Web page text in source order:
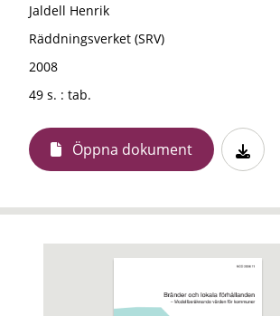
Jaldell Henrik
Räddningsverket (SRV)
2008
49 s. : tab.
Öppna dokument